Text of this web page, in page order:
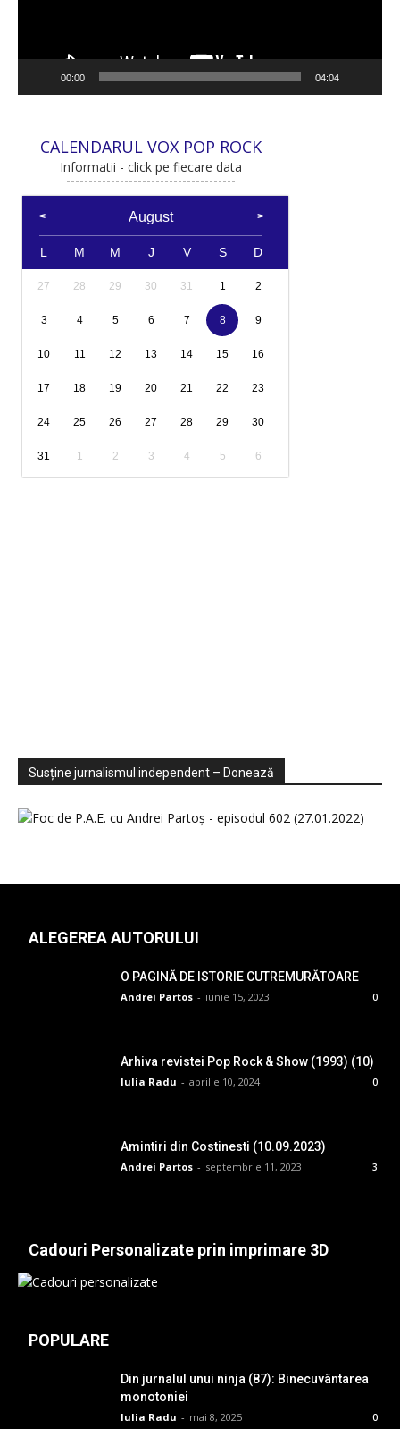
00:00 04:04
CALENDARUL VOX POP ROCK
Informatii - click pe fiecare data
August
L M M J V S D
27 28 29 30 31 1 2
3 4 5 6 7 8 9
10 11 12 13 14 15 16
17 18 19 20 21 22 23
24 25 26 27 28 29 30
31 1 2 3 4 5 6
Sondaje
Video
Susține jurnalismul independent – Donează
ALEGEREA AUTORULUI
O PAGINĂ DE ISTORIE CUTREMURĂTOARE
Andrei Partos - iunie 15, 2023 0
Arhiva revistei Pop Rock & Show (1993) (10)
Iulia Radu - aprilie 10, 2024 0
Amintiri din Costinesti (10.09.2023)
Andrei Partos - septembrie 11, 2023 3
Cadouri Personalizate prin imprimare 3D
POPULARE
Din jurnalul unui ninja (87): Binecuvântarea
monotoniei
Iulia Radu - mai 8, 2025 0